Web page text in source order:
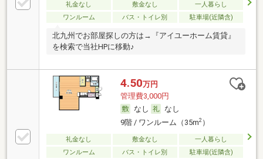
礼金なし 敷金なし
一人暮らし
ワンルーム
バス・トイレ別 駐車場(近隣含)
北九州でお部屋探しの方は→『アイユーホーム賃貸』
を検索で当社HPに移動♪
4.50万円
管理費3,000円
なし
なし
9階 / ワンルーム（35m2）
礼金なし 敷金なし
一人暮らし
ワンルーム
バス・トイレ別 駐車場(近隣含)